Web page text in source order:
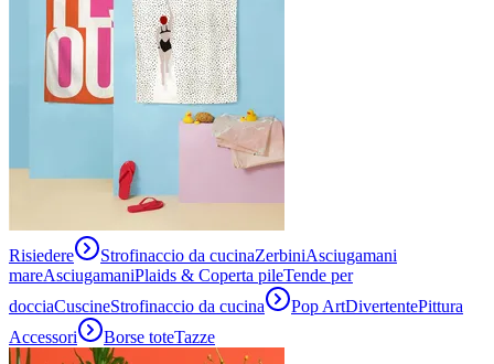
Risiedere Strofinaccio da cucinaZerbiniAsciugamani
mareAsciugamaniPlaids & Coperta pileTende per
docciaCuscineStrofinaccio da cucina Pop ArtDivertentePittura
Accessori
Borse toteTazze